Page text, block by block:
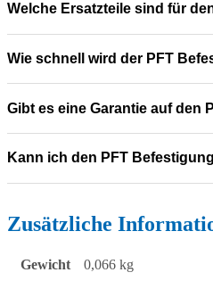
Welche Ersatzteile sind für
Wie schnell wird der PFT
Gibt es eine Garantie auf den
Kann ich den PFT
Zusätzliche
Gewicht 0,066 kg